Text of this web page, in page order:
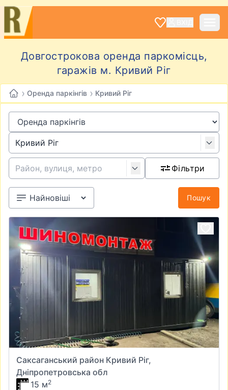
Довгострокова оренда паркомісць,
гаражів м. Кривий Ріг
› Оренда паркінгів › Кривий Ріг
Фільтри
Пошук
Саксаганський район Кривий Ріг,
Дніпропетровська обл
15 м2